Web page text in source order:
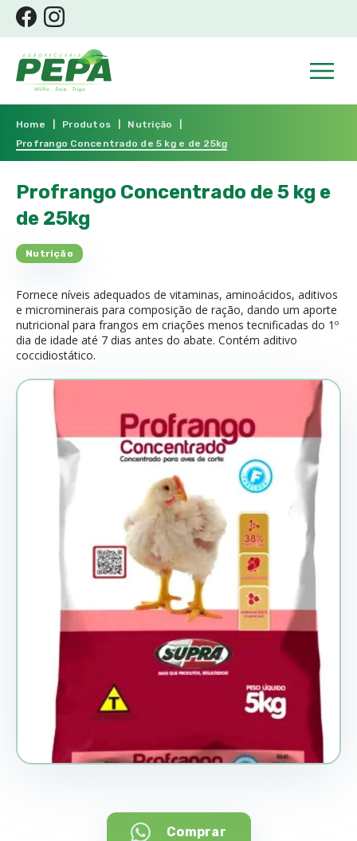
Home Produtos Nutrição
Profrango Concentrado de 5 kg e de 25kg
Profrango Concentrado de 5 kg e
de 25kg
Nutrição
Fornece níveis adequados de vitaminas, aminoácidos, aditivos
e microminerais para composição de ração, dando um aporte
nutricional para frangos em criações menos tecnificadas do 1º
dia de idade até 7 dias antes do abate. Contém aditivo
coccidiostático.
Comprar